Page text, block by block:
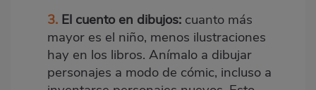
3. El cuento en dibujos: cuanto más
mayor es el niño, menos ilustraciones
hay en los libros. Anímalo a dibujar
personajes a modo de cómic, incluso a